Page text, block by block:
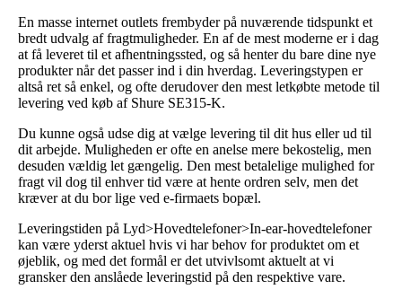
En masse internet outlets frembyder på nuværende tidspunkt et
bredt udvalg af fragtmuligheder. En af de mest moderne er i dag
at få leveret til et afhentningssted, og så henter du bare dine nye
produkter når det passer ind i din hverdag. Leveringstypen er
altså ret så enkel, og ofte derudover den mest letkøbte metode til
levering ved køb af Shure SE315-K.
Du kunne også udse dig at vælge levering til dit hus eller ud til
dit arbejde. Muligheden er ofte en anelse mere bekostelig, men
desuden vældig let gængelig. Den mest betalelige mulighed for
fragt vil dog til enhver tid være at hente ordren selv, men det
kræver at du bor lige ved e-firmaets bopæl.
Leveringstiden på Lyd>Hovedtelefoner>In-ear-hovedtelefoner
kan være yderst aktuel hvis vi har behov for produktet om et
øjeblik, og med det formål er det utvivlsomt aktuelt at vi
gransker den anslåede leveringstid på den respektive vare.